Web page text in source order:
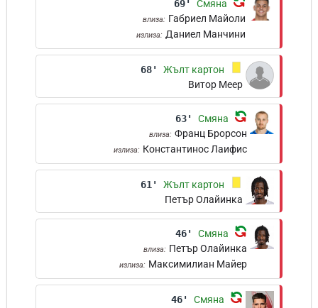
69' Смяна
влиза: Габриел Майоли
излиза: Даниел Манчини
68'
Жълт картон
Витор Меер
63' Смяна
влиза: Франц Брорсон
излиза: Константинос Лаифис
61'
Жълт картон
Петър Олайинка
46' Смяна
влиза: Петър Олайинка
излиза: Максимилиан Майер
46' Смяна